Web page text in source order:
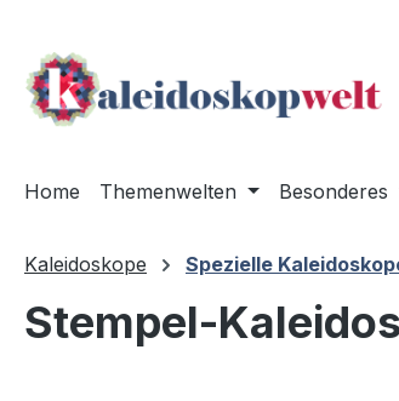
Home Themenwelten Besonderes
Kaleidoskope Spezielle
Stempel-